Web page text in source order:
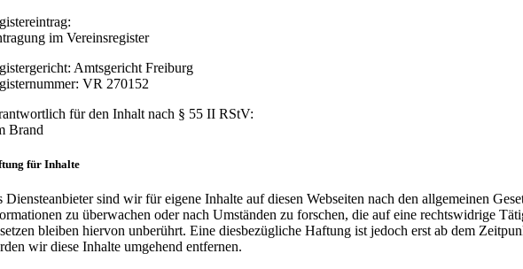
im Vereinsregister
Amtsgericht Freiburg
VR 270152
für den Inhalt nach § 55 II RStV:
Brand
für Inhalte
Diensteanbieter sind wir für eigene Inhalte auf diesen Webseiten nach den allgemeinen
zu überwachen oder nach Umständen zu forschen, die auf eine rechtswidrige
bleiben hiervon unberührt. Eine diesbezügliche Haftung ist jedoch erst ab dem
wir diese Inhalte umgehend entfernen.